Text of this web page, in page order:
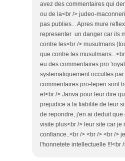
avez des commentaires qui
ou de la<br /> judeo-
pas publies... Apres mure
representer un danger car ils
contre les<br /> musulmans
que contre les
eu des commentaires pro
systematiquement occultes
commentaires pro-lepen sont
et<br /> Janva pour leur dire
prejudice a la fiabilite de leur
de repondre, j'en ai deduit que
visite plus<br /> leur site car je
confiance..<br /> <br /> <br />
l'honnetete intellectuelle !!!<br /